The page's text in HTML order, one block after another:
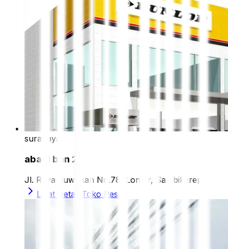
surabaya
abadi ban 2
Jl. Raya Kuwukan No.78, Lontar, Sambikerep
Lihat Detail Toko Resmi